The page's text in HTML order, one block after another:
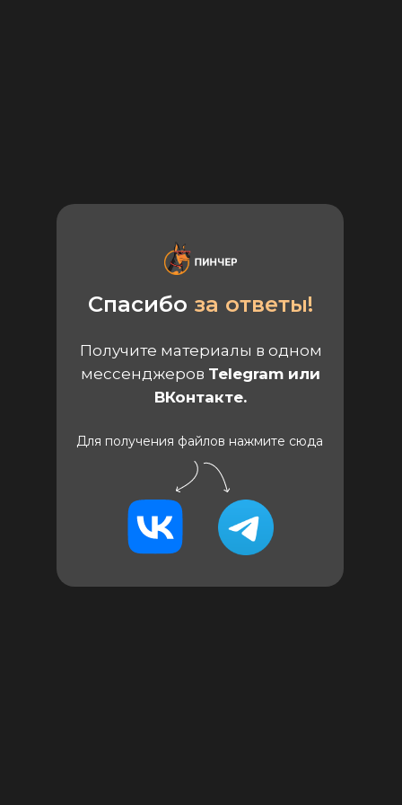
Спасибо за ответы!
Получите материалы в одном
мессенджеров Telegram или
ВКонтакте.
Для получения файлов нажмите сюда